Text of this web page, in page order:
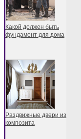
Какой должен быть
фундамент для дома
Раздвижные двери из
композита